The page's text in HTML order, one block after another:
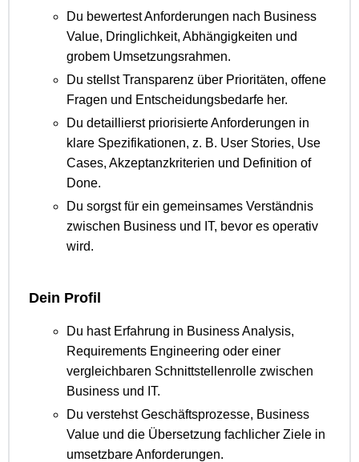
Du bewertest Anforderungen nach Business
Value, Dringlichkeit, Abhängigkeiten und
grobem Umsetzungsrahmen.
Du stellst Transparenz über Prioritäten, offene
Fragen und Entscheidungsbedarfe her.
Du detaillierst priorisierte Anforderungen in
klare Spezifikationen, z. B. User Stories, Use
Cases, Akzeptanzkriterien und Definition of
Done.
Du sorgst für ein gemeinsames Verständnis
zwischen Business und IT, bevor es operativ
wird.
Dein Profil
Du hast Erfahrung in Business Analysis,
Requirements Engineering oder einer
vergleichbaren Schnittstellenrolle zwischen
Business und IT.
Du verstehst Geschäftsprozesse, Business
Value und die Übersetzung fachlicher Ziele in
umsetzbare Anforderungen.